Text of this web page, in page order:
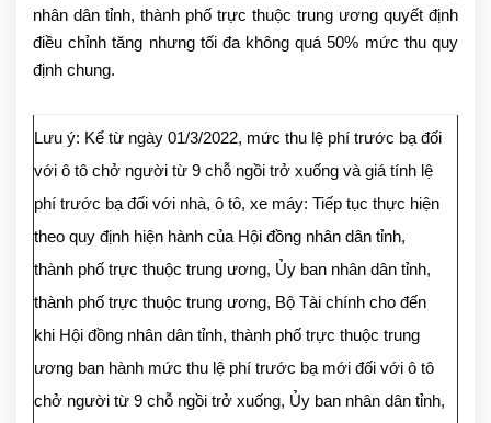
nhân dân tỉnh, thành phố trực thuộc trung ương quyết định
điều chỉnh tăng nhưng tối đa không quá 50% mức thu quy
định chung.
Lưu ý: Kể từ ngày 01/3/2022, mức thu lệ phí trước bạ đối
với ô tô chở người từ 9 chỗ ngồi trở xuống và giá tính lệ
phí trước bạ đối với nhà, ô tô, xe máy: Tiếp tục thực hiện
theo quy định hiện hành của Hội đồng nhân dân tỉnh,
thành phố trực thuộc trung ương, Ủy ban nhân dân tỉnh,
thành phố trực thuộc trung ương, Bộ Tài chính cho đến
khi Hội đồng nhân dân tỉnh, thành phố trực thuộc trung
ương ban hành mức thu lệ phí trước bạ mới đối với ô tô
chở người từ 9 chỗ ngồi trở xuống, Ủy ban nhân dân tỉnh,